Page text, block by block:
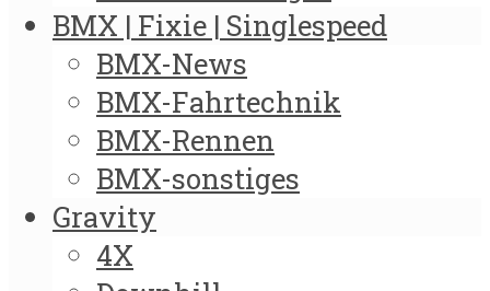
BMX | Fixie | Singlespeed
BMX-News
BMX-Fahrtechnik
BMX-Rennen
BMX-sonstiges
Gravity
4X